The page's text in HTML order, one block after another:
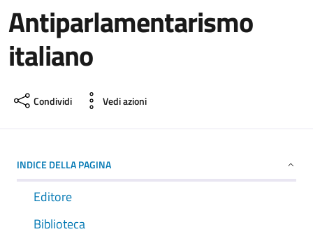
Antiparlamentarismo
italiano
Condividi Vedi azioni
INDICE DELLA PAGINA
Editore
Biblioteca